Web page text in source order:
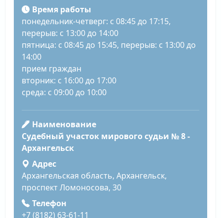
Время работы
понедельник-четверг: с 08:45 до 17:15,
перерыв: с 13:00 до 14:00
пятница: с 08:45 до 15:45, перерыв: с 13:00 до
14:00
прием граждан
вторник: с 16:00 до 17:00
среда: с 09:00 до 10:00
Наименование
Судебный участок мирового судьи № 8 -
Архангельск
Адрес
Архангельская область, Архангельск,
проспект Ломоносова, 30
Телефон
+7 (8182) 63-61-11